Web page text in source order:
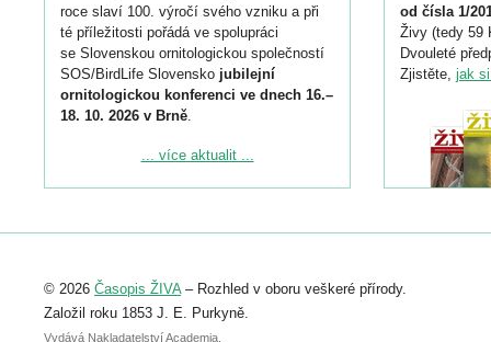
roce slaví 100. výročí svého vzniku a při
té příležitosti pořádá ve spolupráci
se Slovenskou ornitologickou společností
SOS/BirdLife Slovensko jubilejní
ornitologickou konferenci ve dnech 16.–
18. 10. 2026 v Brně.
Podrobnější informace ke konferenci
Registrovat se můžete do 6. září.
abstraktu přihlášené přednášky nebo
posteru je už 30. června.
... více aktualit ...
od čísla 1/
Živy (tedy 59
Dvouleté
Zjistěte, jak
© 2026 Časopis ŽIVA– Rozhled v oboru veškeré přírody.
Založil roku 1853 J. E. Purkyně.
Vydává Nakladatelství Academia,